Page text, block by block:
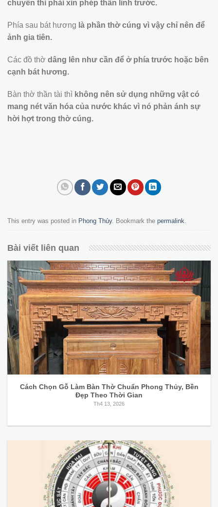
chuyển thì phải xin phép thần linh trước.
Phía sau bát hương là phần thờ cúng vì vậy chỉ nên để
ảnh gia tiên.
Các đồ thờ dâng lên như cần để ở phía trước hoặc bên
cạnh bát hương.
Bàn thờ thần tài thì không nên sử dụng những vật có
mang nét văn hóa của nước khác vì nó phản ánh sự
hời hợt trong thờ cúng.
This entry was posted in Phong Thủy. Bookmark the permalink.
Bài viết liên quan
Cách Chọn Gỗ Làm Bàn Thờ Chuẩn Phong Thủy, Bền
Đẹp Theo Thời Gian
Th4 13, 2026